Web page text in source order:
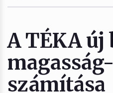
A TÉKA új
magasság-
számítása